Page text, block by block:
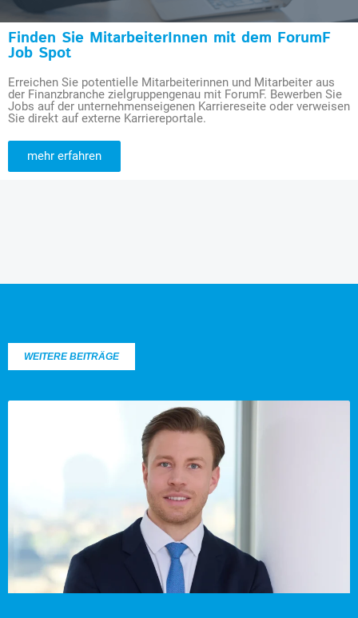
Finden Sie MitarbeiterInnen mit dem ForumF
Job Spot
Erreichen Sie potentielle Mitarbeiterinnen und Mitarbeiter aus
der Finanzbranche zielgruppengenau mit ForumF. Bewerben Sie
Jobs auf der unternehmenseigenen Karriereseite oder verweisen
Sie direkt auf externe Karriereportale.
mehr erfahren
WEITERE BEITRÄGE